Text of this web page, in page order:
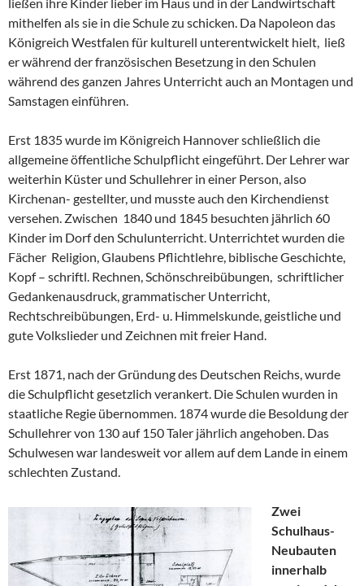
mithelfen als sie in die Schule zu schicken. Da Napoleon das
Königreich Westfalen für kulturell unterentwickelt hielt, ließ
er während der französischen Besetzung in den Schulen
während des ganzen Jahres Unterricht auch an Montagen und
Samstagen einführen.
Erst 1835 wurde im Königreich Hannover schließlich die
allgemeine öffentliche Schulpflicht eingeführt. Der Lehrer war
weiterhin Küster und Schullehrer in einer Person, also
Kirchenan- gestellter, und musste auch den Kirchendienst
versehen. Zwischen 1840 und 1845 besuchten jährlich 60
Kinder im Dorf den Schulunterricht. Unterrichtet wurden die
Fächer Religion, Glaubens Pflichtlehre, biblische Geschichte,
Kopf – schriftl. Rechnen, Schönschreibübungen, schriftlicher
Gedankenausdruck, grammatischer Unterricht,
Rechtschreibübungen, Erd- u. Himmelskunde, geistliche und
gute Volkslieder und Zeichnen mit freier Hand.
Erst 1871, nach der Gründung des Deutschen Reichs, wurde
die Schulpflicht gesetzlich verankert. Die Schulen wurden in
staatliche Regie übernommen. 1874 wurde die Besoldung der
Schullehrer von 130 auf 150 Taler jährlich angehoben. Das
Schulwesen war landesweit vor allem auf dem Lande in einem
schlechten Zustand.
Zwei
Schulhaus-
Neubauten
innerhalb